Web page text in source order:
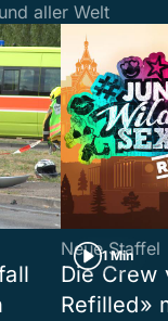
aller Welt
1 Min
Neue Staffel
Die Crew
Refilled»